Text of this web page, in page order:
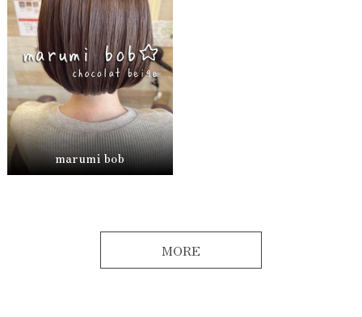
marumi bob
MORE